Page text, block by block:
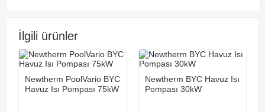
İlgili ürünler
Newtherm PoolVario BYC
Havuz Isı Pompası 75kW
Newtherm BYC Havuz Isı
Pompası 30kW